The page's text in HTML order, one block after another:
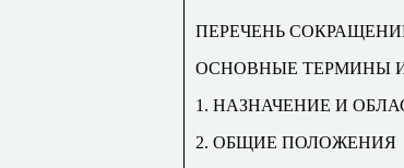
ПЕРЕЧЕНЬ
ОСНОВНЫЕ ТЕРМИНЫ
1. НАЗНАЧЕНИЕ И
2. ОБЩИЕ ПОЛОЖЕНИЯ